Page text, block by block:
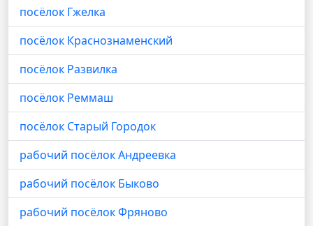
посёлок Гжелка
посёлок Краснознаменский
посёлок Развилка
посёлок Реммаш
посёлок Старый Городок
рабочий посёлок Андреевка
рабочий посёлок Быково
рабочий посёлок Фряново